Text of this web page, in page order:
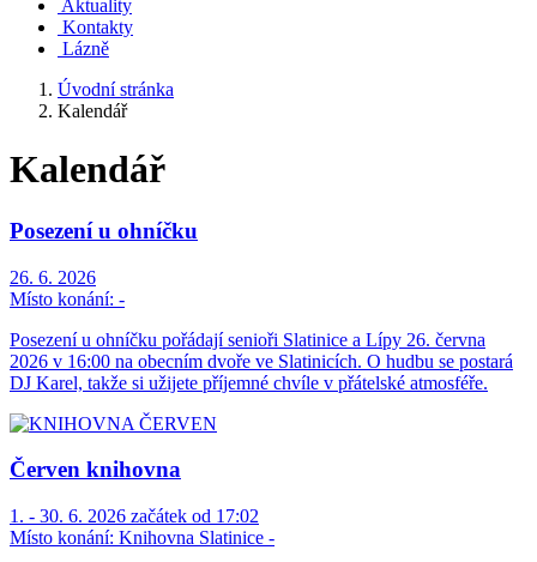
Aktuality
Kontakty
Lázně
Úvodní stránka
Kalendář
Kalendář
Posezení u ohníčku
26. 6. 2026
Místo konání: -
Posezení u ohníčku pořádají senioři Slatinice a Lípy 26. června
2026 v 16:00 na obecním dvoře ve Slatinicích. O hudbu se postará
DJ Karel, takže si užijete příjemné chvíle v přátelské atmosféře.
Červen knihovna
1. - 30. 6. 2026 začátek od 17:02
Místo konání: Knihovna Slatinice -